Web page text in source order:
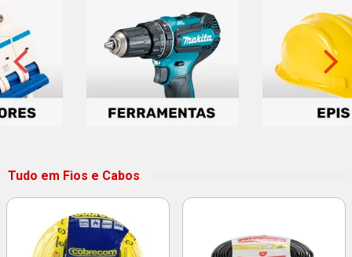
Tudo em Fios e Cabos